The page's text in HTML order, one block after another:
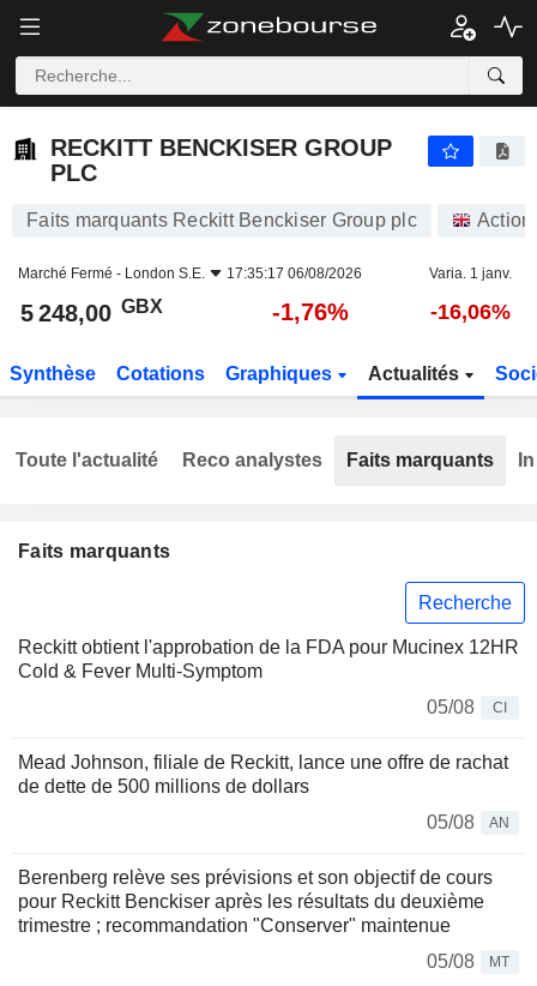
RECKITT BENCKISER GROUP
PLC
Faits marquants Reckitt Benckiser Group plc
Marché Fermé - London S.E. 17:35:17 06/08/2026 Varia. 1 janv.
5 248,00 GBX -1,76% -16,06%
Synthèse Cotations Graphiques Actualités
Faits marquants
Recherche
Reckitt obtient l'approbation de la FDA pour Mucinex 12HR
Cold & Fever Multi-Symptom
05/08
CI
Mead Johnson, filiale de Reckitt, lance une offre de rachat
de dette de 500 millions de dollars
05/08
AN
Berenberg relève ses prévisions et son objectif de cours
pour Reckitt Benckiser après les résultats du deuxième
trimestre ; recommandation "Conserver" maintenue
05/08
MT
Toute l'actualité Reco analystes Faits marquants